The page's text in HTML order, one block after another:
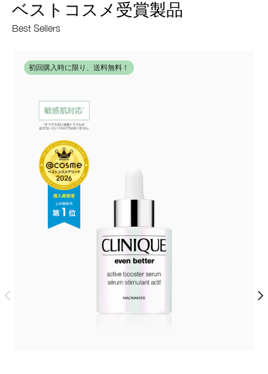
ベストコスメ受賞製品
Best Sellers
初回購入時に限り、送料無料！